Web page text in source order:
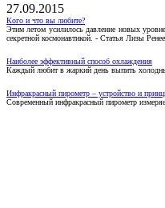
27.09.2015
Кого и что вы любите?
Этим летом усилилось давление новых
секретной космонавтикой. - Статья Лизы
Наиболее эффективный способ охлаждения
Каждый любит в жаркий день выпить
Инфракрасный пирометр – устройство и
Современный инфракрасный пирометр